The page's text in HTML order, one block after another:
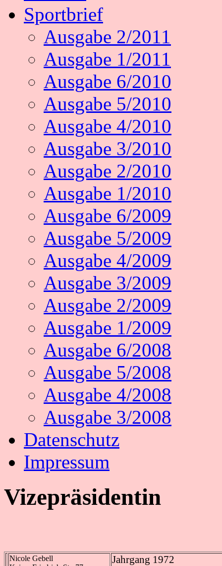
Sportbrief
Ausgabe 2/2011
Ausgabe 1/2011
Ausgabe 6/2010
Ausgabe 5/2010
Ausgabe 4/2010
Ausgabe 3/2010
Ausgabe 2/2010
Ausgabe 1/2010
Ausgabe 6/2009
Ausgabe 5/2009
Ausgabe 4/2009
Ausgabe 3/2009
Ausgabe 2/2009
Ausgabe 1/2009
Ausgabe 6/2008
Ausgabe 5/2008
Ausgabe 4/2008
Ausgabe 3/2008
Datenschutz
Impressum
Vizepräsidentin
Nicole Gebell
Jahrgang 1972